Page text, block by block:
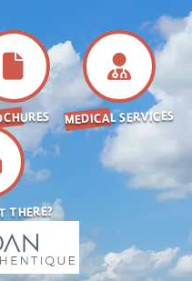
MEDICAL SERVICES
THERE?